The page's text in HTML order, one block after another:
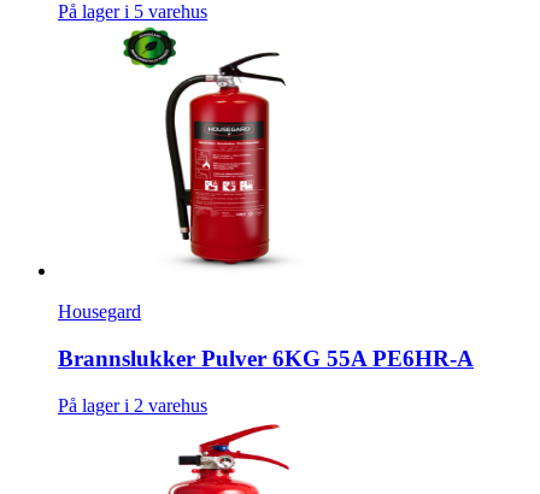
På lager i 5 varehus
Housegard
Brannslukker Pulver 6KG 55A PE6HR-A
På lager i 2 varehus